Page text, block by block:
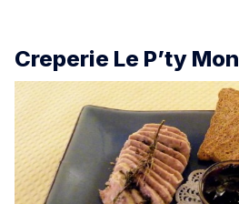
Creperie Le P’ty Mon